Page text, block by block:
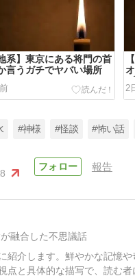
系】東京にある将門の首
言うガチでヤバい場所
2
#神様 #怪談 #怖い話
報告
融合した不思議話
紹介します。鮮やかな記憶
点と具体的な描写で、読む